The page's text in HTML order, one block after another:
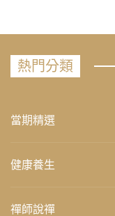
熱門分類
當期精選
健康養生
禪師說禪